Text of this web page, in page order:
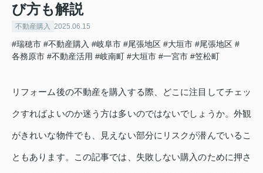
び方も解説
不動産購入 2025.06.15
#瑞穂市 #不動産購入 #岐阜市 #尾張地区 #大垣市 #尾張地区 #
各務原市 #不動産活用 #岐南町 #大垣市 #一宮市 #笠松町
リフォーム後の不動産を購入する際、どこに注目してチェッ
クすればよいのか迷う方は多いのではないでしょうか。外観
がきれいな物件でも、見えない部分にリスクが潜んでいるこ
ともあります。この記事では、失敗しない購入のために押さ